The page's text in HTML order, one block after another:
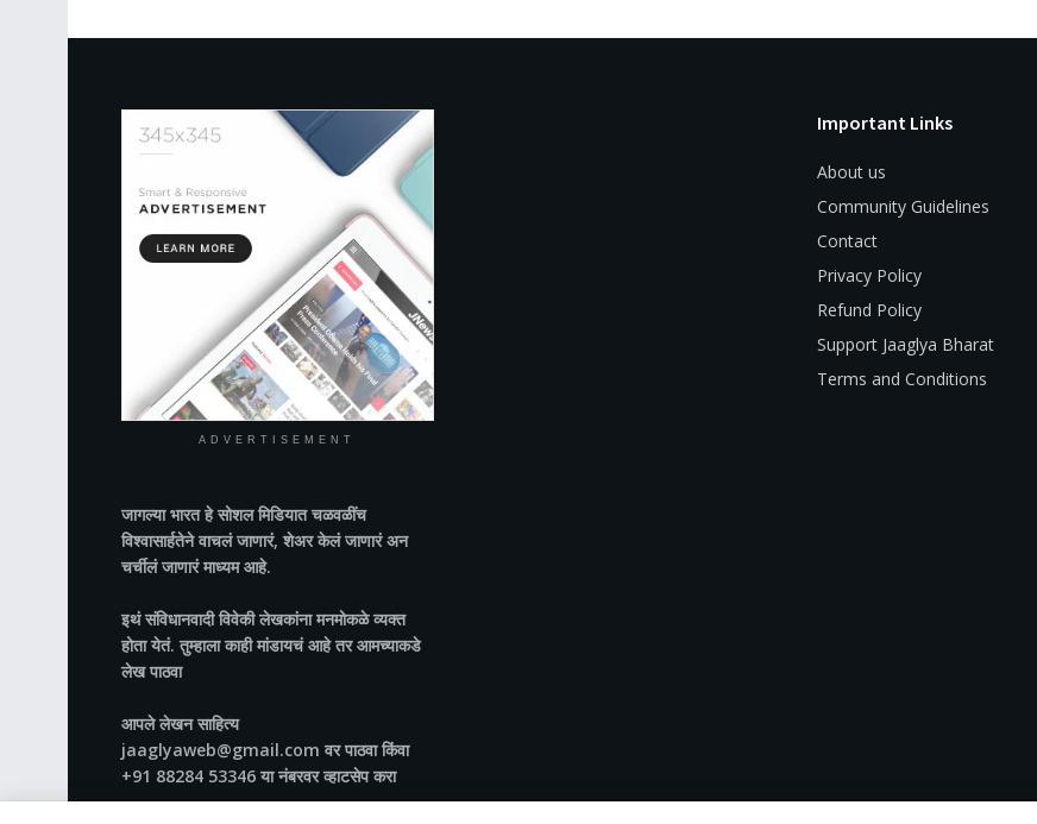
ADVERTISEMENT
जागल्या भारतहे सोशल मिडियात चळवळींच
विश्वासार्हतेने वाचलं जाणारं, शेअर केलं जाणारं अन
चर्चीलं जाणारं माध्यम आहे.
इथं संविधानवादी विवेकी लेखकांना मनमोकळे व्यक्त
होता येतं. तुम्हाला काही मांडायचं आहे तर आमच्याकडे
लेख पाठवा
आपले लेखन साहित्य
jaaglyaweb@gmail.com वर पाठवा किंवा
+91 88284 53346 या नंबरवर व्हाटसेप करा
Important Links
About us
Community Guidelines
Contact
Privacy Policy
Refund Policy
Support Jaaglya Bharat
Terms and Conditions